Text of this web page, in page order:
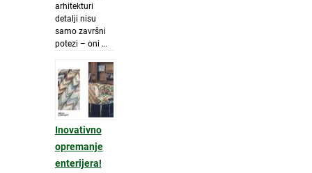
arhitekturi
detalji nisu
samo završni
potezi – oni …
Inovativno
opremanje
enterijera!